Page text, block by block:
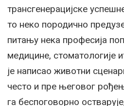
трансгенерацијске
то неко породично
питању нека професија
медицине, стоматологије
је написао животни
често и пре његовог
га беспоговорно